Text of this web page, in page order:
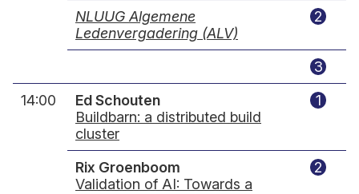
NLUUG Algemene
Ledenvergadering (ALV)
2
3
14:00
Ed Schouten
Buildbarn: a distributed build
cluster
1
Rix Groenboom
Validation of AI: Towards a
2